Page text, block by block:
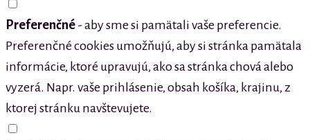
Preferenčné - aby sme si pamätali vaše preferencie.
Preferenčné cookies umožňujú, aby si stránka pamätala
informácie, ktoré upravujú, ako sa stránka chová alebo
vyzerá. Napr. vaše prihlásenie, obsah košíka, krajinu, z
ktorej stránku navštevujete.